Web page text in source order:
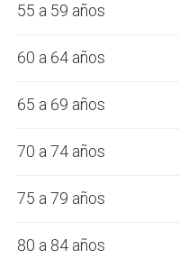
55 a 59 años
60 a 64 años
65 a 69 años
70 a 74 años
75 a 79 años
80 a 84 años